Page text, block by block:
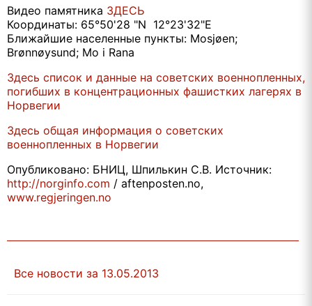
Видео памятника ЗДЕСЬ
Координаты: 65°50'28 "N 12°23'32"E
Ближайшие населенные пункты: Mosjøen;
Brønnøysund; Mo i Rana
Здесь список и данные на советских военнопленных,
погибших в концентрационных фашистких лагерях в
Норвегии
Здесь общая информация о советских
военнопленных в Норвегии
Опубликовано: БНИЦ, Шпилькин С.В. Источник:
http://norginfo.com / aftenposten.no,
www.regjeringen.no
Все новости за 13.05.2013